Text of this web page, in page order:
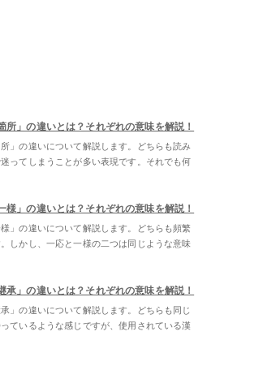
所」の違いとは？それぞれの意味を解説！
所」の違いについて解説します。どちらも読み
ってしまうことが多い表現です。それでも何
様」の違いとは？それぞれの意味を解説！
様」の違いについて解説します。どちらも頻繁
しかし、一応と一様の二つは同じような意味
承」の違いとは？それぞれの意味を解説！
承」の違いについて解説します。どちらも同じ
ているような感じですが、使用されている漢